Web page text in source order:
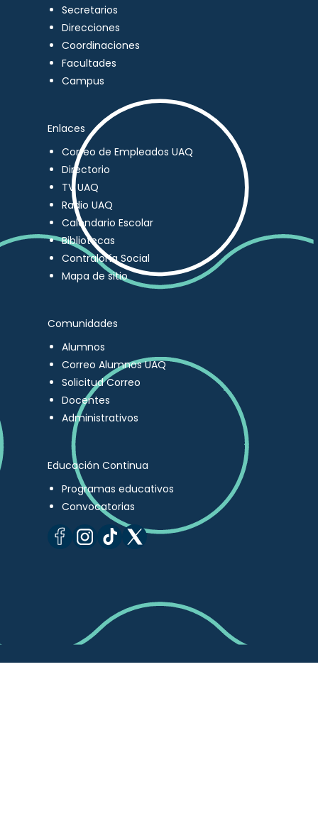
Secretarios
Direcciones
Coordinaciones
Facultades
Campus
Enlaces
Correo de Empleados UAQ
Directorio
TV UAQ
Radio UAQ
Calendario Escolar
Bibliotecas
Contraloría Social
Mapa de sitio
Comunidades
Alumnos
Correo Alumnos UAQ
Solicitud Correo
Docentes
Administrativos
Educación Continua
Programas educativos
Convocatorias